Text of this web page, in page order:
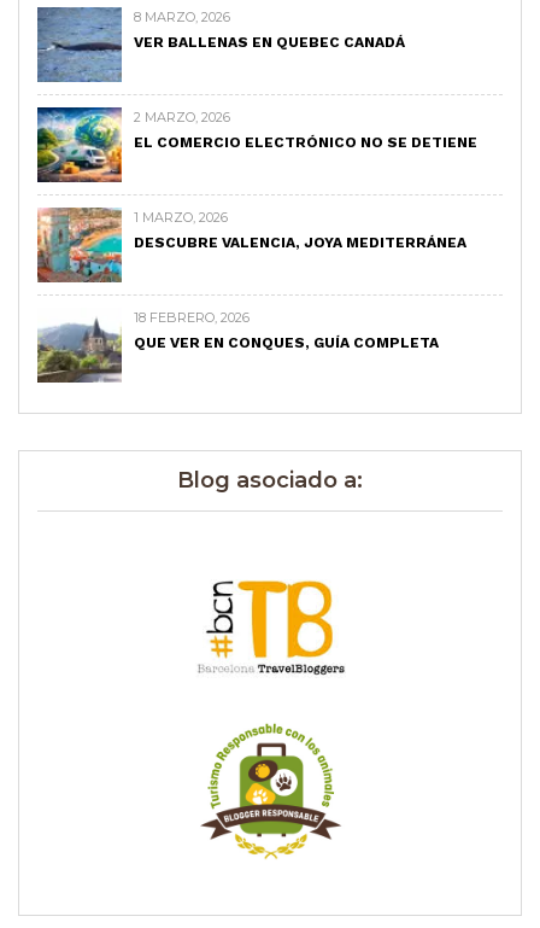
8 MARZO, 2026
VER BALLENAS EN QUEBEC CANADÁ
2 MARZO, 2026
EL COMERCIO ELECTRÓNICO NO SE DETIENE
1 MARZO, 2026
DESCUBRE VALENCIA, JOYA MEDITERRÁNEA
18 FEBRERO, 2026
QUE VER EN CONQUES, GUÍA COMPLETA
Blog asociado a: